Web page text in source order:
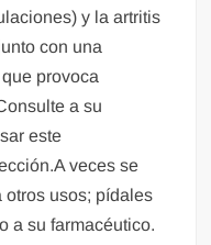
y la artritis
con una
provoca
a su
este
veces se
otros usos; pídales
a su farmacéutico.